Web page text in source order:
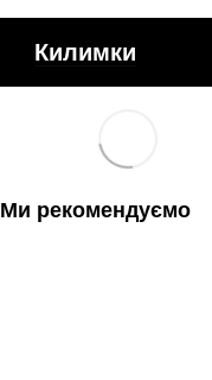
Килимки
Ми рекомендуємо